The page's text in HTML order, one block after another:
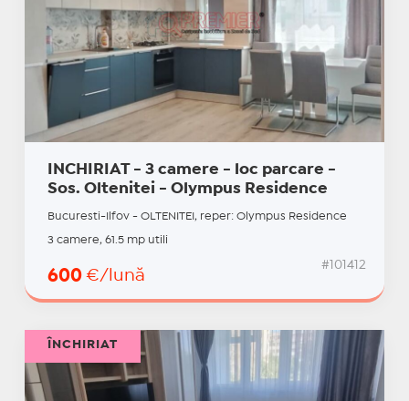
INCHIRIAT - 3 camere - loc parcare -
Sos. Oltenitei - Olympus Residence
Bucuresti-Ilfov - OLTENITEI, reper: Olympus Residence
3 camere, 61.5 mp utili
600 €/lună
#101412
ÎNCHIRIAT